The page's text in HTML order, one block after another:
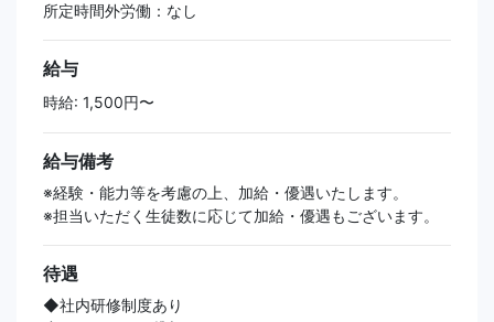
所定時間外労働：なし
給与
時給: 1,500円〜
給与備考
※経験・能力等を考慮の上、加給・優遇いたします。
※担当いただく生徒数に応じて加給・優遇もございます。
待遇
◆社内研修制度あり